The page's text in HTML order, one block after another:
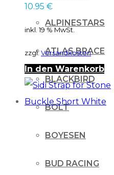
ALPINESTARS
ATLAS BRACE
BLACKBIRD
BOLT
BOYESEN
BUD RACING
10.95 €
inkl. 19 % MwSt.
zzgl.Versandkosten
In den Warenkorb